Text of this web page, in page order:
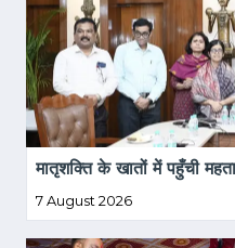
मातृशक्ति के खातों में पहुँची
7 August 2026